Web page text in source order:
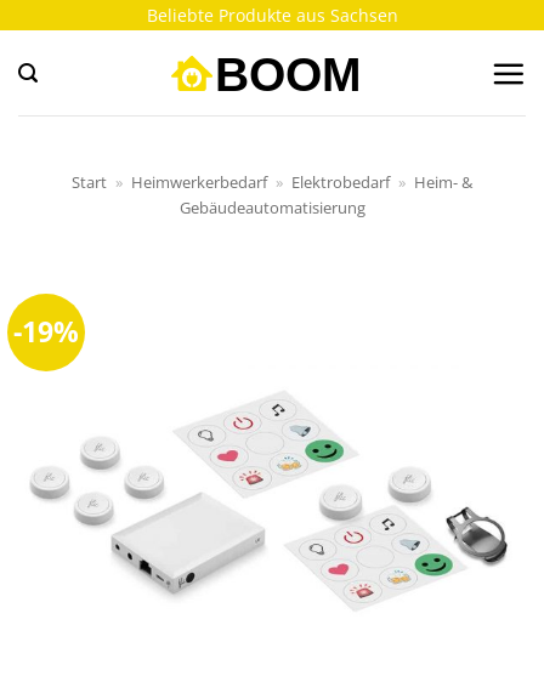
springen
Beliebte Produkte aus Sachsen
Start » Heimwerkerbedarf » Elektrobedarf » Heim- &
Gebäudeautomatisierung
-19%